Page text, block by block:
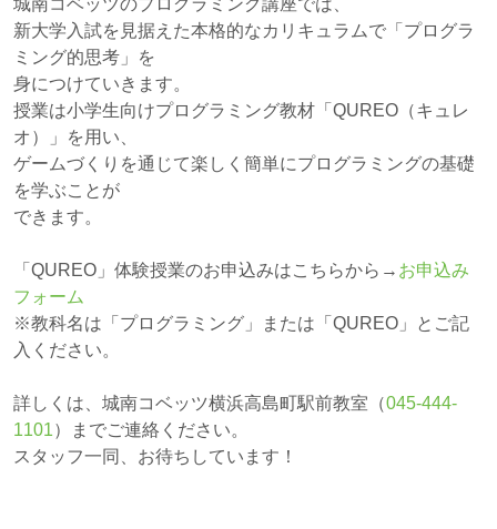
城南コベッツのプログラミング講座では、
新⼤学⼊試を⾒据えた本格的なカリキュラムで「プログラ
ミング的思考」を
⾝につけていきます。
授業は⼩学⽣向けプログラミング教材「QUREO（キュレ
オ）」を用い、
ゲームづくりを通じて楽しく簡単にプログラミングの基礎
を学ぶことが
できます。
「QUREO」体験授業のお申込みはこちらから→ お申込み
フォーム
※教科名は「プログラミング」または「QUREO」とご記
入ください。
詳しくは、城南コベッツ横浜高島町駅前教室（045-444-
1101）までご連絡ください。
スタッフ一同、お待ちしています！